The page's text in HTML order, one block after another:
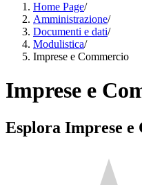
Home Page/
Amministrazione/
Documenti e dati/
Modulistica/
Imprese e Commercio
Imprese e
Esplora Imprese e